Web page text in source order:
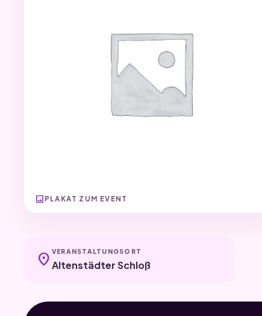
image PLAKAT ZUM EVENT
location_on VERANSTALTUNGSORT
Altenstädter Schloß